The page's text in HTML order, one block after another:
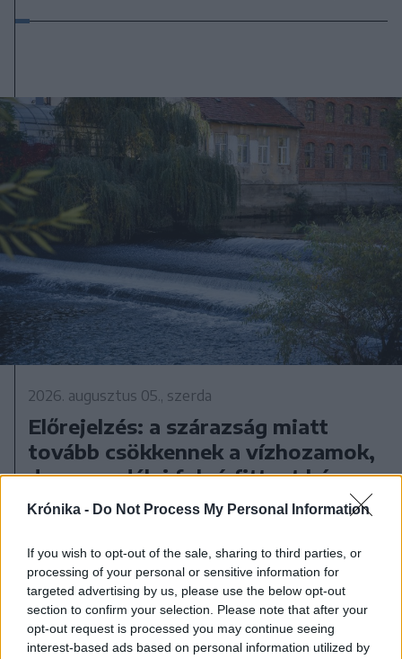
Krónika - Do Not Process My Personal Information
If you wish to opt-out of the sale, sharing to third parties, or
processing of your personal or sensitive information for
targeted advertising by us, please use the below opt-out
section to confirm your selection. Please note that after your
opt-out request is processed you may continue seeing
interest-based ads based on personal information utilized by
2026. augusztus 05., szerda
Előrejelzés: a szárazság miatt
tovább csökkennek a vízhozamok,
de egy erdélyi folyó fittyet hány a
tendenciáknak